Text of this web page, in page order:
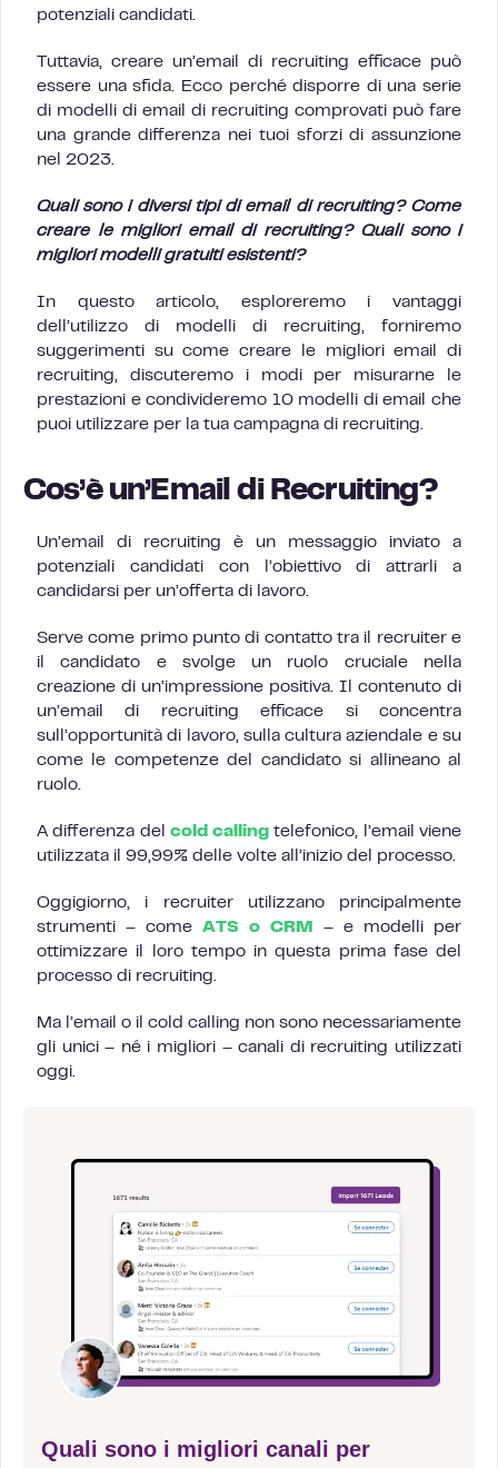
potenziali candidati.
Tuttavia, creare un’email di recruiting efficace può
essere una sfida. Ecco perché disporre di una serie
di modelli di email di recruiting comprovati può fare
una grande differenza nei tuoi sforzi di assunzione
nel 2023.
Quali sono i diversi tipi di email di recruiting? Come
creare le migliori email di recruiting? Quali sono i
migliori modelli gratuiti esistenti?
In questo articolo, esploreremo i vantaggi
dell’utilizzo di modelli di recruiting, forniremo
suggerimenti su come creare le migliori email di
recruiting, discuteremo i modi per misurarne le
prestazioni e condivideremo 10 modelli di email che
puoi utilizzare per la tua campagna di recruiting.
Cos’è un’Email di Recruiting?
Un’email di recruiting è un messaggio inviato a
potenziali candidati con l’obiettivo di attrarli a
candidarsi per un’offerta di lavoro.
Serve come primo punto di contatto tra il recruiter e
il candidato e svolge un ruolo cruciale nella
creazione di un’impressione positiva. Il contenuto di
un’email di recruiting efficace si concentra
sull’opportunità di lavoro, sulla cultura aziendale e su
come le competenze del candidato si allineano al
ruolo.
A differenza del cold calling telefonico, l’email viene
utilizzata il 99,99% delle volte all’inizio del processo.
Oggigiorno, i recruiter utilizzano principalmente
strumenti – come ATS o CRM
– e modelli per
ottimizzare il loro tempo in questa prima fase del
processo di recruiting.
Ma l’email o il cold calling non sono necessariamente
gli unici – né i migliori – canali di recruiting utilizzati
oggi.
Quali sono i migliori canali per